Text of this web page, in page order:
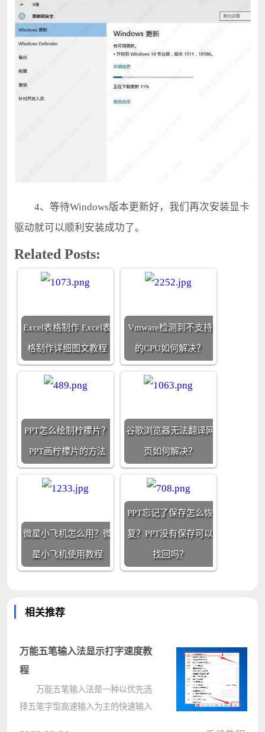
4、等待Windows版本更新好，我们再次安装显卡
驱动就可以顺利安装成功了。
Related Posts:
Excel表格制作 Excel表
格制作详细图文教程
Vmware检测到不支持
的CPU如何解决？
PPT怎么绘制柠檬片？
PPT画柠檬片的方法
谷歌浏览器无法翻译网
页如何解决？
微星小飞机怎么用？微
星小飞机使用教程
PPT忘记了保存怎么恢
复？PPT没有保存可以
找回吗？
相关推荐
万能五笔输入法显示打字速度教
程
万能五笔输入法是一种以优先选
择五笔字型高速输入为主的快速输入